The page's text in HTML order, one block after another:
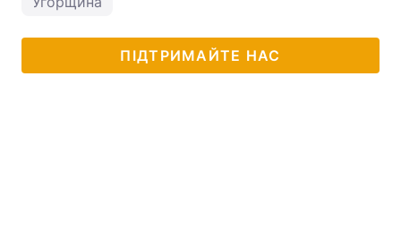
ПІДТРИМАЙТЕ НАС